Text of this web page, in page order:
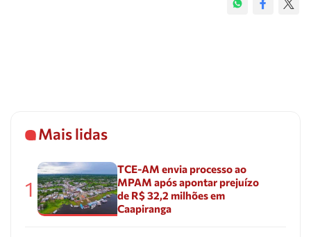
Mais lidas
1
TCE-AM envia processo ao
MPAM após apontar prejuízo
de R$ 32,2 milhões em
Caapiranga